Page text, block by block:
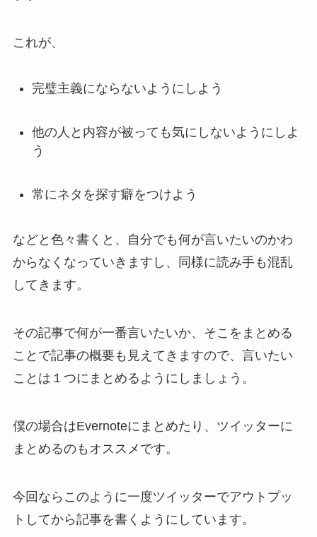
これが、
完璧主義にならないようにしよう
他の人と内容が被っても気にしないようにしよ
う
常にネタを探す癖をつけよう
などと色々書くと、自分でも何が言いたいのかわ
からなくなっていきますし、同様に読み手も混乱
してきます。
その記事で何が一番言いたいか、そこをまとめる
ことで記事の概要も見えてきますので、言いたい
ことは１つにまとめるようにしましょう。
僕の場合はEvernoteにまとめたり、ツイッターに
まとめるのもオススメです。
今回ならこのように一度ツイッターでアウトプッ
トしてから記事を書くようにしています。